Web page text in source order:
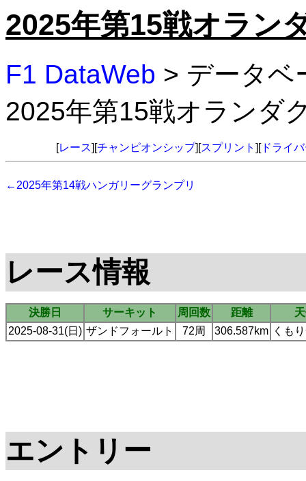
2025年第15戦オラン
F1 DataWeb > データ
2025年第15戦オランダ
[レース][チャンピオンシップ][スプリント ][ドライ
←2025年第14戦ハンガリーグランプリ
レース情報
決勝日 サーキット 周回数 距離
2025-08-31(日) ザンドフォールト 72周 306.587km くも
エントリー